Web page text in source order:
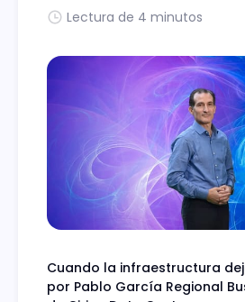
Lectura de 4 minutos
Cuando la infraestructura
por Pablo García Regional